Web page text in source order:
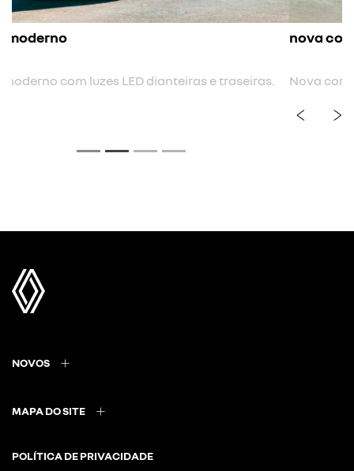
nova cor
Nova cor biton.
NOVOS
MAPA DO SITE
POLÍTICA DE PRIVACIDADE